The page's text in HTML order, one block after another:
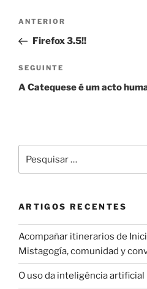
Navegação
artigos
Conteúdo
anterior
ANTERIOR
Firefox 3.5!!
Conteúdo
seguinte
SEGUINTE
A Catequese é um acto
por:
ARTIGOS RECENTES
Acompañar itinerarios de
Mistagogía, comunidad y
O uso da inteligência